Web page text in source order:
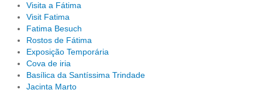
Visita a Fátima
Visit Fatima
Fatima Besuch
Rostos de Fátima
Exposição Temporária
Cova de iria
Basílica da Santíssima Trindade
Jacinta Marto